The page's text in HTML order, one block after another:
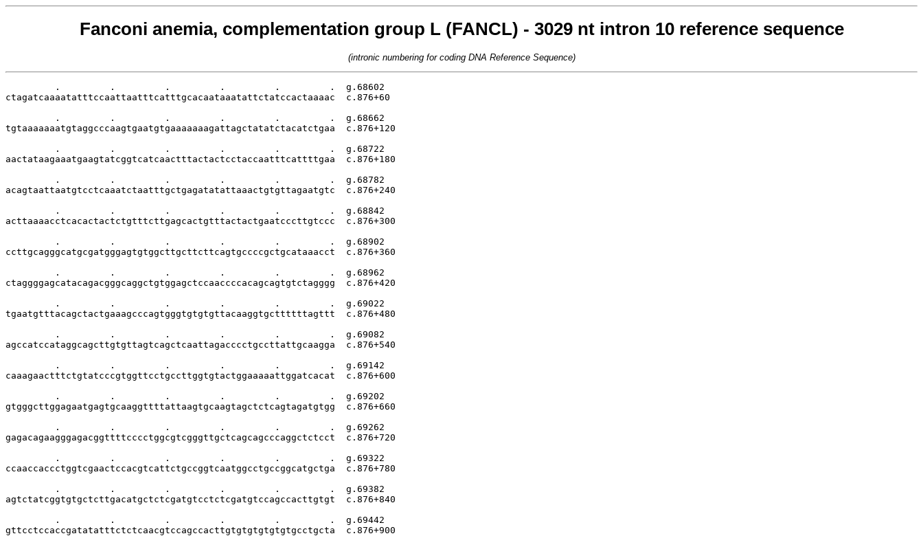
Fanconi anemia, complementation group L (FANCL) - 3029 nt intron 10 reference sequence
(intronic numbering for coding DNA Reference Sequence)
         .         .         .         .         .         .  g.68602
ctagatcaaaatatttccaattaatttcatttgcacaataaatattctatccactaaaac  c.876+60
         .         .         .         .         .         .  g.68662
tgtaaaaaaatgtaggcccaagtgaatgtgaaaaaaagattagctatatctacatctgaa  c.876+120
         .         .         .         .         .         .  g.68722
aactataagaaatgaagtatcggtcatcaactttactactcctaccaatttcattttgaa  c.876+180
         .         .         .         .         .         .  g.68782
acagtaattaatgtcctcaaatctaatttgctgagatatattaaactgtgttagaatgtc  c.876+240
         .         .         .         .         .         .  g.68842
acttaaaacctcacactactctgtttcttgagcactgtttactactgaatcccttgtccc  c.876+300
         .         .         .         .         .         .  g.68902
ccttgcagggcatgcgatgggagtgtggcttgcttcttcagtgccccgctgcataaacct  c.876+360
         .         .         .         .         .         .  g.68962
ctaggggagcatacagacgggcaggctgtggagctccaaccccacagcagtgtctagggg  c.876+420
         .         .         .         .         .         .  g.69022
tgaatgtttacagctactgaaagcccagtgggtgtgtgttacaaggtgcttttttagttt  c.876+480
         .         .         .         .         .         .  g.69082
agccatccataggcagcttgtgttagtcagctcaattagacccctgccttattgcaagga  c.876+540
         .         .         .         .         .         .  g.69142
caaagaactttctgtatcccgtggttcctgccttggtgtactggaaaaattggatcacat  c.876+600
         .         .         .         .         .         .  g.69202
gtgggcttggagaatgagtgcaaggttttattaagtgcaagtagctctcagtagatgtgg  c.876+660
         .         .         .         .         .         .  g.69262
gagacagaagggagacggttttcccctggcgtcgggttgctcagcagcccaggctctcct  c.876+720
         .         .         .         .         .         .  g.69322
ccaaccaccctggtcgaactccacgtcattctgccggtcaatggcctgccggcatgctga  c.876+780
         .         .         .         .         .         .  g.69382
agtctatcggtgtgctcttgacatgctctcgatgtcctctcgatgtccagccacttgtgt  c.876+840
         .         .         .         .         .         .  g.69442
gttcctccaccgatatatttctctcaacgtccagccacttgtgtgtgtgtgtgcctgcta  c.876+900